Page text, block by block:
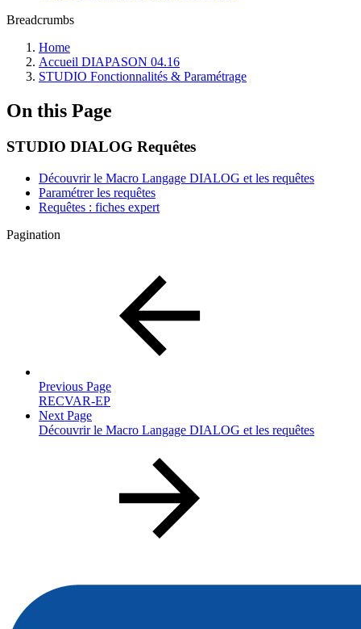
Breadcrumbs
Home
Accueil DIAPASON 04.16
STUDIO Fonctionnalités & Paramétrage
On this Page
STUDIO DIALOG Requêtes
Découvrir le Macro Langage DIALOG et les requêtes
Paramétrer les requêtes
Requêtes : fiches expert
Pagination
Previous Page
RECVAR-EP
Next Page
Découvrir le Macro Langage DIALOG et les requêtes